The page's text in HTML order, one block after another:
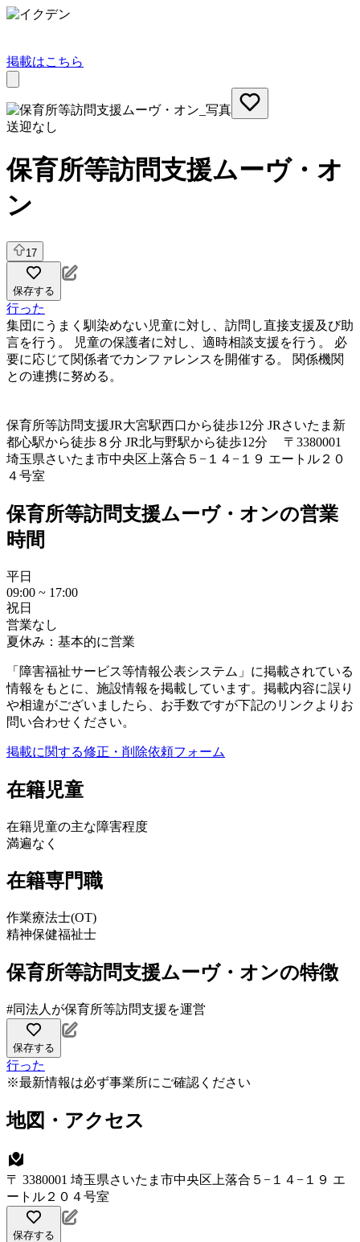
掲載はこちら
送迎なし
保育所等訪問支援ムーヴ・オ
ン
17
保存する
行った
集団にうまく馴染めない児童に対し、訪問し直接支援及び助
言を行う。 児童の保護者に対し、適時相談支援を行う。 必
要に応じて関係者でカンファレンスを開催する。 関係機関
との連携に努める。
保育所等訪問支援JR大宮駅西口から徒歩12分 JRさいたま新
都心駅から徒歩８分 JR北与野駅から徒歩12分 〒3380001
埼玉県さいたま市中央区上落合５−１４−１９ エートル２０
４号室
保育所等訪問支援ムーヴ・オンの営業
時間
平日
09:00 ~ 17:00
祝日
営業なし
夏休み：基本的に営業
「障害福祉サービス等情報公表システム」に掲載されている
情報をもとに、施設情報を掲載しています。掲載内容に誤り
や相違がございましたら、お手数ですが下記のリンクよりお
問い合わせください。
掲載に関する修正・削除依頼フォーム
在籍児童
在籍児童の主な障害程度
満遍なく
在籍専門職
作業療法士(OT)
精神保健福祉士
保育所等訪問支援ムーヴ・オンの特徴
#同法人が保育所等訪問支援を運営
保存する
行った
※最新情報は必ず事業所にご確認ください
地図・アクセス
〒 3380001 埼玉県さいたま市中央区上落合５−１４−１９ エ
ートル２０４号室
保存する